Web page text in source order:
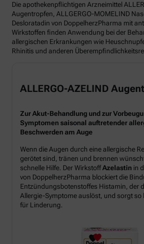
Die apothekenpflichtigen Arzneimittel
Augentropfen, ALLGERGO-MOMELIND
Desloratadin von DoppelherzPharma mit
Wirkstoffen finden Anwendung bei der
allergischen Erkrankungen wie
Rhinitis und anderen
ALLERGO-AZELIND
Zur Akut-Behandlung und zur
Symptomen saisonal auftretender
Beschwerden am Auge
Wenn die Augen durch eine allergische
gerötet sind, tränen und brennen
schnelle Hilfe. Der WirkstoffAzelastin in
von DoppelherzPharma blockiert die
Entzündungsbotenstoffes Histamin, der
Allergie-Symptome auslöst, und sorgt so
für Linderung.